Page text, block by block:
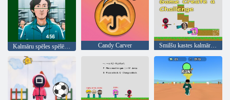
Candy Carver Smilšu kastes kalmāru spēle rada izaicinājumu